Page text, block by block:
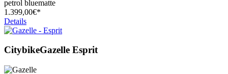
petrol bluematte
1.399,00€*
Details
CitybikeGazelle Esprit